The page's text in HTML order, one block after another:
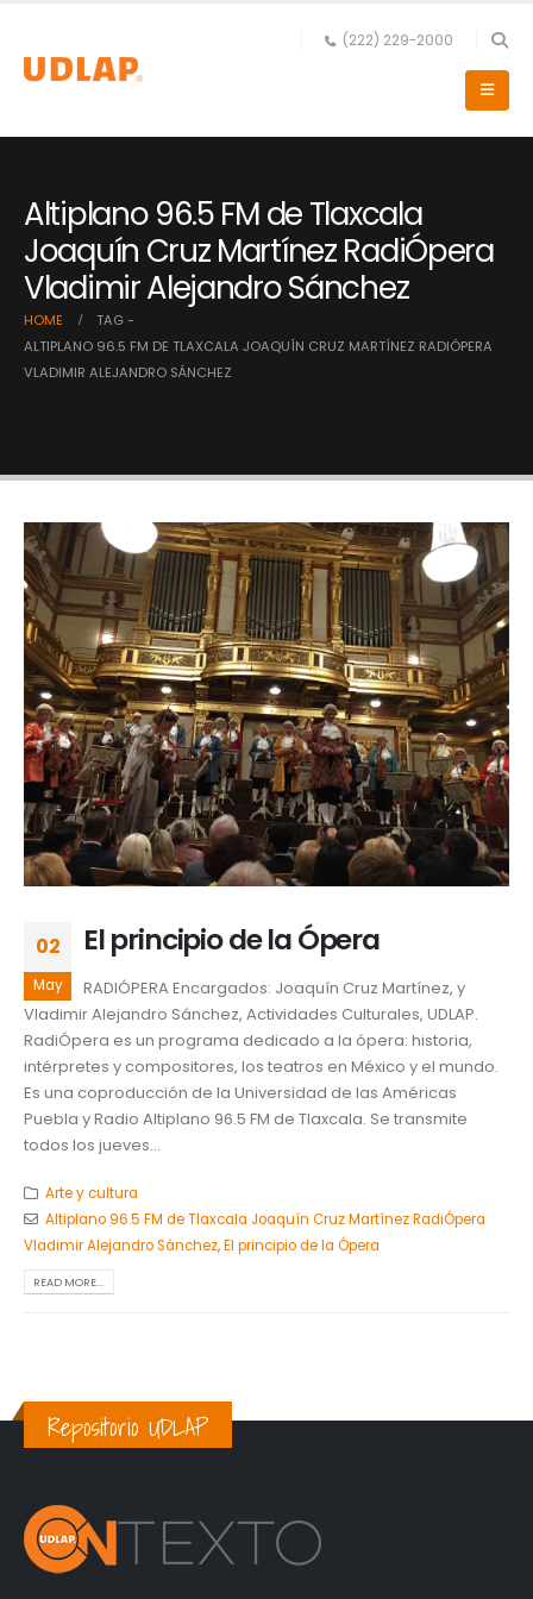
(222) 229-2000
Altiplano 96.5 FM de Tlaxcala
Joaquín Cruz Martínez RadiÓpera
Vladimir Alejandro Sánchez
HOME
TAG -
ALTIPLANO 96.5 FM DE TLAXCALA JOAQUÍN CRUZ MARTÍNEZ RADIÓPERA
VLADIMIR ALEJANDRO SÁNCHEZ
02
May
El principio de la Ópera
RADIÓPERA Encargados: Joaquín Cruz Martínez, y
Vladimir Alejandro Sánchez, Actividades Culturales, UDLAP.
RadiÓpera es un programa dedicado a la ópera: historia,
intérpretes y compositores, los teatros en México y el mundo.
Es una coproducción de la Universidad de las Américas
Puebla y Radio Altiplano 96.5 FM de Tlaxcala. Se transmite
todos los jueves...
Arte y cultura
Altiplano 96.5 FM de Tlaxcala Joaquín Cruz Martínez RadiÓpera
Vladimir Alejandro Sánchez,El principio de la Ópera
READ MORE...
Repositorio UDLAP